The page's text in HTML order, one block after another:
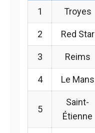
1 Troyes
2 Red Star
3 Reims
4 Le Mans
5
Saint-
Étienne